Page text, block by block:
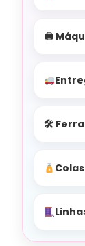
🖨
🛠
Colas